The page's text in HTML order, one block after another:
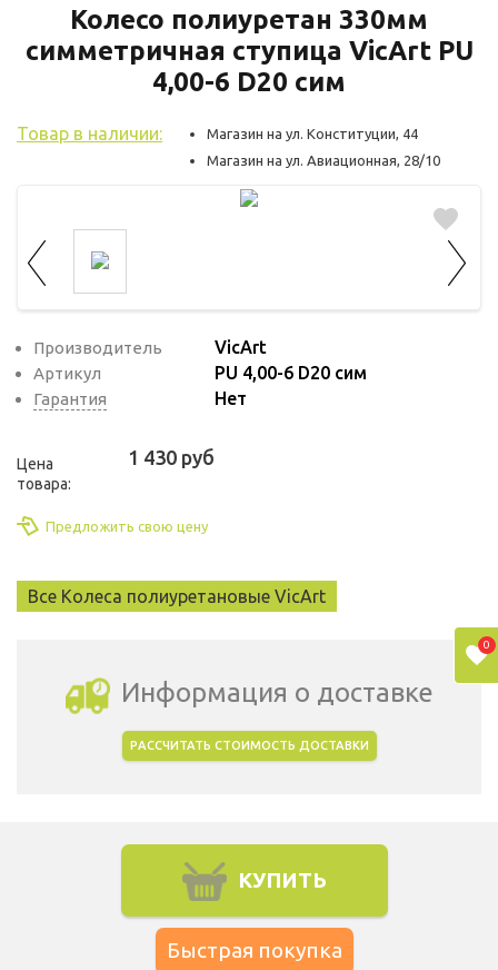
Колесо полиуретан 330мм
симметричная ступица VicArt PU
4,00-6 D20 сим
Товар в наличии:
Магазин на ул. Конституции, 44
Магазин на ул. Авиационная, 28/10
Производитель VicArt
Артикул PU 4,00-6 D20 сим
Гарантия Нет
Цена
товара:
1 430 руб
Предложить свою цену
Все Колеса полиуретановые VicArt
Информация о доставке
РАССЧИТАТЬ СТОИМОСТЬ ДОСТАВКИ
КУПИТЬ
0
пользователей на сайте. Эти файлы cookie
помогают понять, как используется сайт,
чтобы увеличить его производительность
удобным для пользователей.
Рекламные файлы cookie используются
для целей маркетинга и улучшения
качества рекламы. Эти файлы cookie
маркетинговых и рекламных материалов
для пользователей сайта.